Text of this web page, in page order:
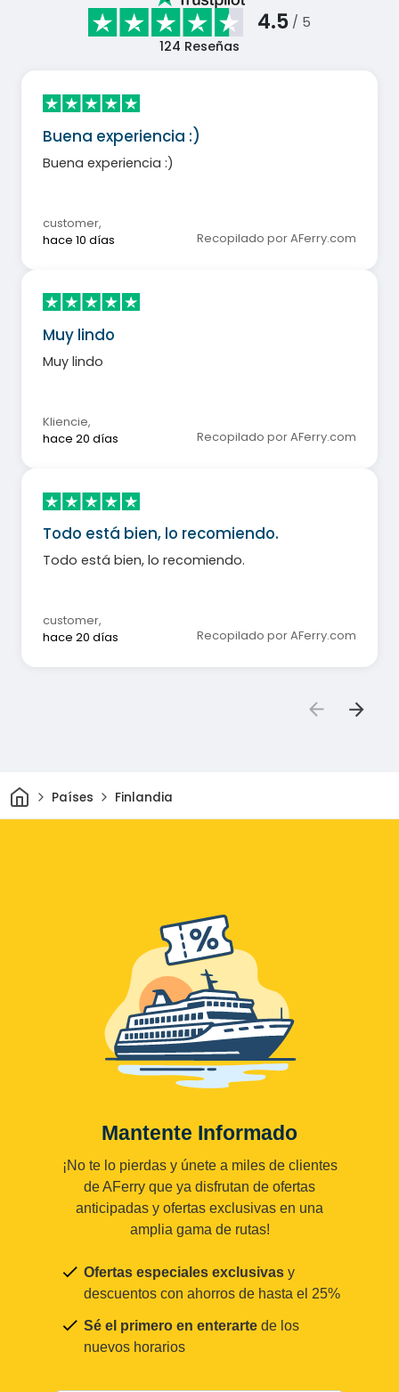
4.5 / 5
124 Reseñas
Buena experiencia :)
Buena experiencia :)
customer,
hace 10 días
Recopilado por AFerry.com
Muy lindo
Muy lindo
Kliencie,
hace 20 días
Recopilado por AFerry.com
Todo está bien, lo recomiendo.
Todo está bien, lo recomiendo.
customer,
hace 20 días
Recopilado por AFerry.com
InicioPaíses Finlandia
Mantente Informado
¡No te lo pierdas y únete a miles de clientes
de AFerry que ya disfrutan de ofertas
anticipadas y ofertas exclusivas en una
amplia gama de rutas!
Ofertas especiales exclusivas y
descuentos con ahorros de hasta el 25%
Sé el primero en enterarte de los
nuevos horarios